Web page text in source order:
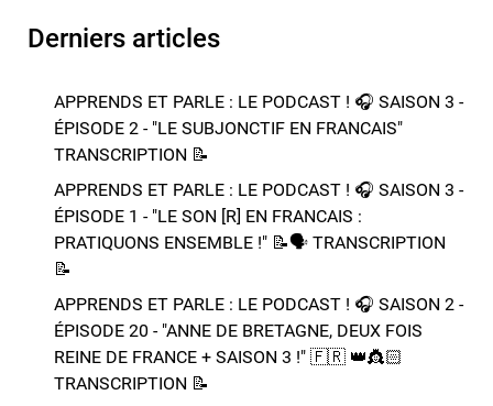
Derniers articles
APPRENDS ET PARLE : LE PODCAST ! 🎧 SAISON 3 -
ÉPISODE 2 - "LE SUBJONCTIF EN FRANCAIS" ​​​​
TRANSCRIPTION 📝​
APPRENDS ET PARLE : LE PODCAST ! 🎧 SAISON 3 -
ÉPISODE 1 - "LE SON [R] EN FRANCAIS :
PRATIQUONS ENSEMBLE !" 📝​🗣️​​​​ TRANSCRIPTION
📝​
APPRENDS ET PARLE : LE PODCAST ! 🎧 SAISON 2 -
ÉPISODE 20 - "ANNE DE BRETAGNE, DEUX FOIS
REINE DE FRANCE + SAISON 3 !"​ 🇫🇷 👑​👸🏻​​
TRANSCRIPTION 📝​